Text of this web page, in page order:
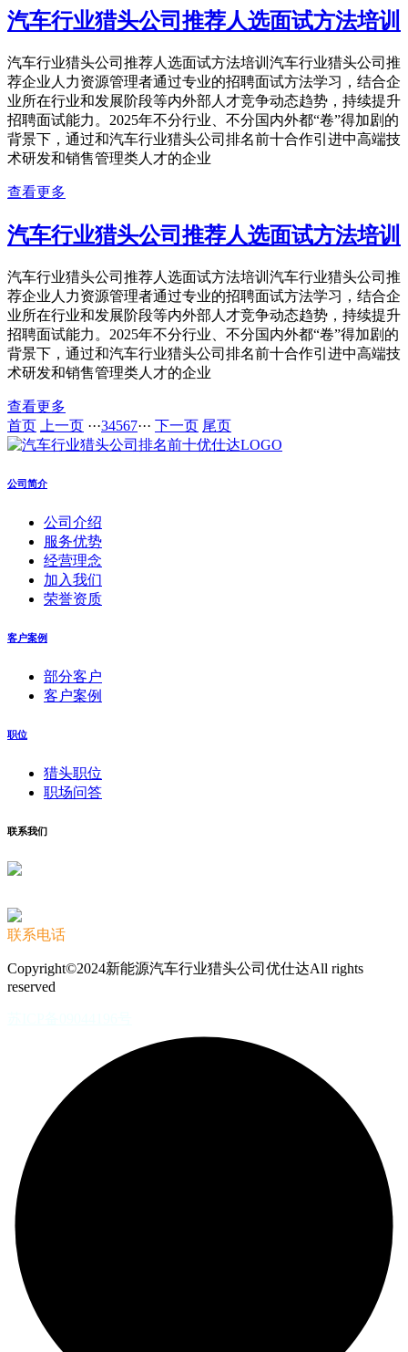
汽车行业猎头公司推荐人选面试方法培训
汽车行业猎头公司推荐人选面试方法培训汽车行业猎头公司推
荐企业人力资源管理者通过专业的招聘面试方法学习，结合企
业所在行业和发展阶段等内外部人才竞争动态趋势，持续提升
招聘面试能力。2025年不分行业、不分国内外都“卷”得加剧的
背景下，通过和汽车行业猎头公司排名前十合作引进中高端技
术研发和销售管理类人才的企业
查看更多
汽车行业猎头公司推荐人选面试方法培训
汽车行业猎头公司推荐人选面试方法培训汽车行业猎头公司推
荐企业人力资源管理者通过专业的招聘面试方法学习，结合企
业所在行业和发展阶段等内外部人才竞争动态趋势，持续提升
招聘面试能力。2025年不分行业、不分国内外都“卷”得加剧的
背景下，通过和汽车行业猎头公司排名前十合作引进中高端技
术研发和销售管理类人才的企业
查看更多
首页
上一页 ···34567··· 下一页 尾页
公司简介
公司介绍
服务优势
经营理念
加入我们
荣誉资质
客户案例
部分客户
客户案例
职位
猎头职位
职场问答
联系我们
联系电话
Copyright©2024新能源汽车行业猎头公司优仕达All rights
reserved